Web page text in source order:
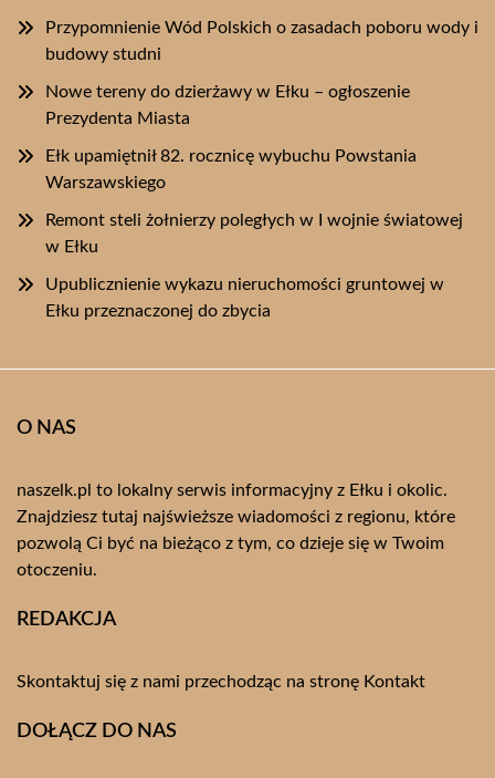
Przypomnienie Wód Polskich o zasadach poboru wody i
budowy studni
Nowe tereny do dzierżawy w Ełku – ogłoszenie
Prezydenta Miasta
Ełk upamiętnił 82. rocznicę wybuchu Powstania
Warszawskiego
Remont steli żołnierzy poległych w I wojnie światowej
w Ełku
Upublicznienie wykazu nieruchomości gruntowej w
Ełku przeznaczonej do zbycia
O NAS
naszelk.pl to lokalny serwis informacyjny z Ełku i okolic.
Znajdziesz tutaj najświeższe wiadomości z regionu, które
pozwolą Ci być na bieżąco z tym, co dzieje się w Twoim
otoczeniu.
REDAKCJA
Skontaktuj się z nami przechodząc na stronę Kontakt
DOŁĄCZ DO NAS